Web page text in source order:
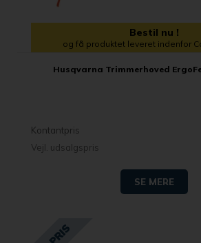
Bestil nu !
og få produktet leveret indenfor
Husqvarna Trimmerhoved
Kontantpris
Vejl. udsalgspris
SE MERE